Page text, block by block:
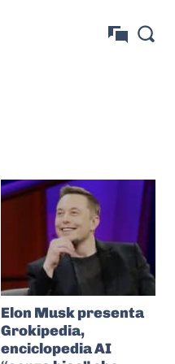
Elon Musk presenta
Grokipedia,
enciclopedia AI